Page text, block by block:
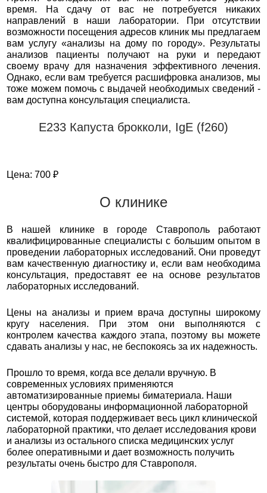
время. На сдачу от вас не потребуется никаких
направлений в наши лаборатории. При отсутствии
возможности посещения адресов клиник мы предлагаем
вам услугу «анализы на дому по городу». Результаты
анализов пациенты получают на руки и передают
своему врачу для назначения эффективного лечения.
Однако, если вам требуется расшифровка анализов, мы
тоже можем помочь с выдачей необходимых сведений -
вам доступна консультация специалиста.
Е233 Капуста брокколи, IgE (f260)
Цена: 700 ₽
О клинике
В нашей клинике в городе Ставрополь работают
квалифицированные специалисты с большим опытом в
проведении лабораторных исследований. Они проведут
вам качественную диагностику и, если вам необходима
консультация, предоставят ее на основе результатов
лабораторных исследований.
Цены на анализы и прием врача доступны широкому
кругу населения. При этом они выполняются с
контролем качества каждого этапа, поэтому вы можете
сдавать анализы у нас, не беспокоясь за их надежность.
Прошло то время, когда все делали вручную. В
современных условиях применяются
автоматизированные приемы биматериала. Наши
центры оборудованы информационной лабораторной
системой, которая поддерживает весь цикл клинической
лабораторной практики, что делает исследования крови
и анализы из остального списка медицинских услуг
более оперативными и дает возможность получить
результаты очень быстро для Ставрополя.